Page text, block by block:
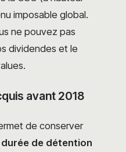
imposable global.
ne pouvez pas
dividendes et le
avant 2018
de conserver
de détention